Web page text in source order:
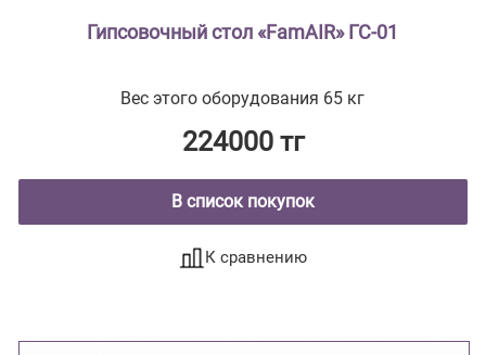
Гипсовочный стол «FamAIR» ГС-01
Вес этого оборудования 65 кг
224000 тг
В список покупок
К сравнению